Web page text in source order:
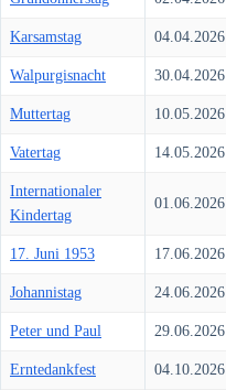
Karsamstag 04.04.2026
Walpurgisnacht 30.04.2026
Muttertag 10.05.2026
Vatertag 14.05.2026
Internationaler
Kindertag
01.06.2026
17. Juni 1953 17.06.2026
Johannistag 24.06.2026
Peter und Paul 29.06.2026
Erntedankfest 04.10.2026